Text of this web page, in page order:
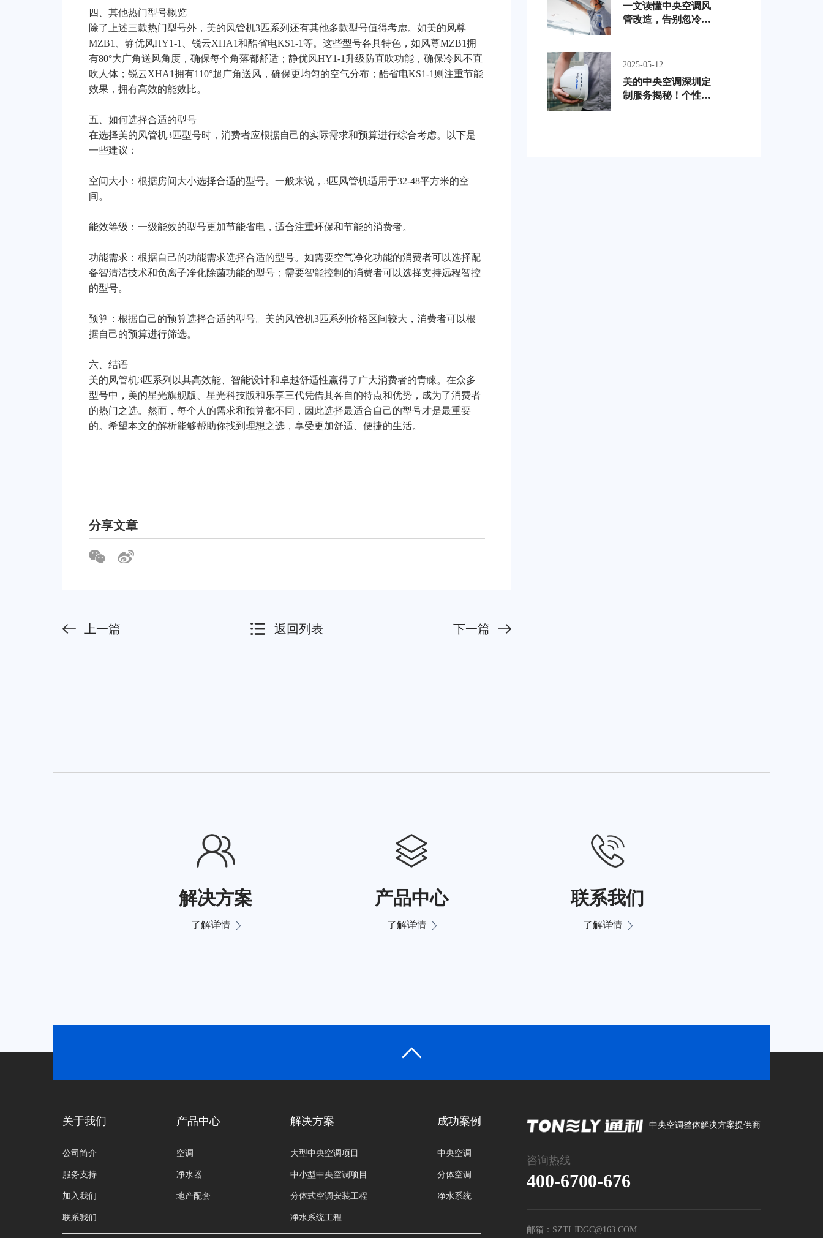
四、其他热门型号概览
除了上述三款热门型号外，美的风管机3匹系列还有其他多款型号值得考虑。如美的风尊
MZB1、静优风HY1-1、锐云XHA1和酷省电KS1-1等。这些型号各具特色，如风尊MZB1拥
有80°大广角送风角度，确保每个角落都舒适；静优风HY1-1升级防直吹功能，确保冷风不直
吹人体；锐云XHA1拥有110°超广角送风，确保更均匀的空气分布；酷省电KS1-1则注重节能
效果，拥有高效的能效比。
五、如何选择合适的型号
在选择美的风管机3匹型号时，消费者应根据自己的实际需求和预算进行综合考虑。以下是
一些建议：
空间大小：根据房间大小选择合适的型号。一般来说，3匹风管机适用于32-48平方米的空
间。
能效等级：一级能效的型号更加节能省电，适合注重环保和节能的消费者。
功能需求：根据自己的功能需求选择合适的型号。如需要空气净化功能的消费者可以选择配
备智清洁技术和负离子净化除菌功能的型号；需要智能控制的消费者可以选择支持远程智控
的型号。
预算：根据自己的预算选择合适的型号。美的风管机3匹系列价格区间较大，消费者可以根
据自己的预算进行筛选。
六、结语
美的风管机3匹系列以其高效能、智能设计和卓越舒适性赢得了广大消费者的青睐。在众多
型号中，美的星光旗舰版、星光科技版和乐享三代凭借其各自的特点和优势，成为了消费者
的热门之选。然而，每个人的需求和预算都不同，因此选择最适合自己的型号才是最重要
的。希望本文的解析能够帮助你找到理想之选，享受更加舒适、便捷的生活。
分享文章
上一篇 返回列表 下一篇
一文读懂中央空调风
管改造，告别忽冷忽
2025-05-12
美的中央空调深圳定
制服务揭秘！个性化
解决方案
了解详情
产品中心
了解详情
联系我们
了解详情
关于我们
公司简介
服务支持
加入我们
联系我们
产品中心
空调
净水器
地产配套
解决方案
大型中央空调项目
中小型中央空调项目
分体式空调安装工程
净水系统工程
成功案例
中央空调
分体空调
净水系统
中央空调整体解决方案提供商
咨询热线
400-6700-676
邮箱：SZTLJDGC@163.COM